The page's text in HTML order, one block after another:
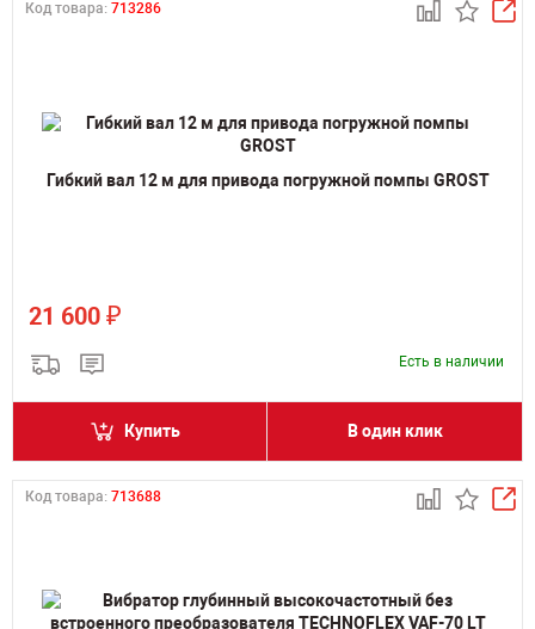
Код товара: 713286
Гибкий вал 12 м для привода погружной помпы GROST
21 600 ₽
Есть в наличии
Купить В один клик
Код товара: 713688